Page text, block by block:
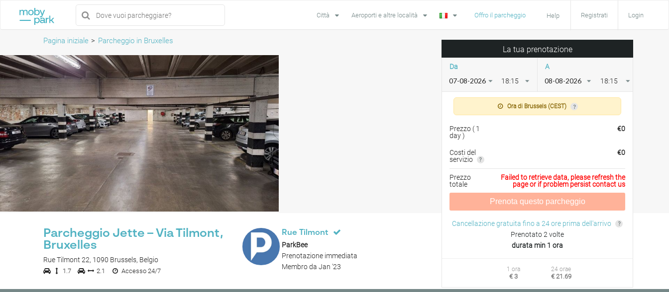
Offro il parcheggio Help Registrati Login
Città Aeroporti e altre località
Pagina iniziale Parcheggio in Bruxelles
Parcheggio Jette – Via Tilmont,
Bruxelles
Rue Tilmont 22, 1090 Brussels, Belgio
1.7 2.1 Accesso 24/7
Rue Tilmont
ParkBee
Prenotazione immediata
Membro da Jan '23
La tua prenotazione
Da
18:15
A
18:15
Ora di Brussels (CEST)
Prezzo (1
day)
€0
Costi del
servizio
€0
Prezzo
totale
Failed to retrieve data, please refresh the
page or if problem persist contact us
Prenota questo parcheggio
Cancellazione gratuita fino a 24 ore prima dell'arrivo
Prenotato 2 volte
durata min 1 ora
1 ora
€ 3
24 orae
€ 21.69